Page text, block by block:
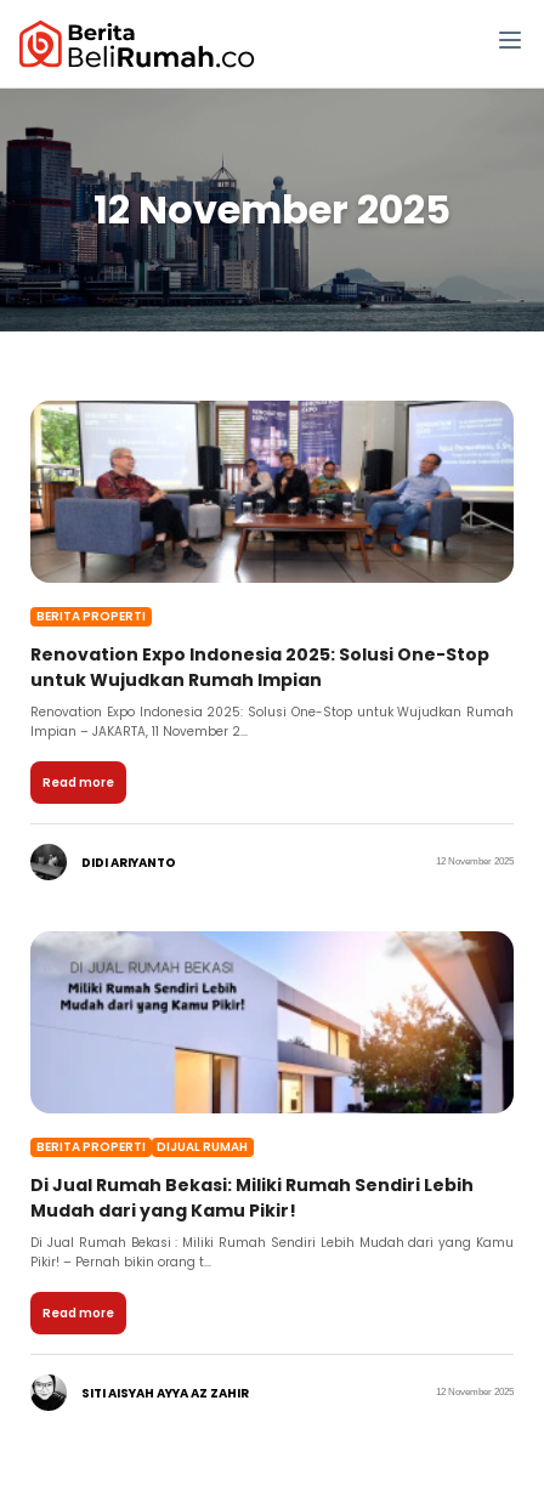
12 November 2025
BERITA PROPERTI
Renovation Expo Indonesia 2025: Solusi One-Stop
untuk Wujudkan Rumah Impian
Renovation Expo Indonesia 2025: Solusi One-Stop untuk Wujudkan Rumah
Impian – JAKARTA, 11 November 2...
Read more
DIDI ARIYANTO 12 November 2025
BERITA PROPERTI DIJUAL RUMAH
Di Jual Rumah Bekasi: Miliki Rumah Sendiri Lebih
Mudah dari yang Kamu Pikir!
Di Jual Rumah Bekasi : Miliki Rumah Sendiri Lebih Mudah dari yang Kamu
Pikir! – Pernah bikin orang t...
Read more
SITI AISYAH AYYA AZ ZAHIR 12 November 2025